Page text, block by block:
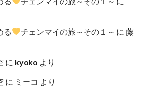
る
チェンマイの旅～その１～ に藤
に kyoko より
に ミーコ より